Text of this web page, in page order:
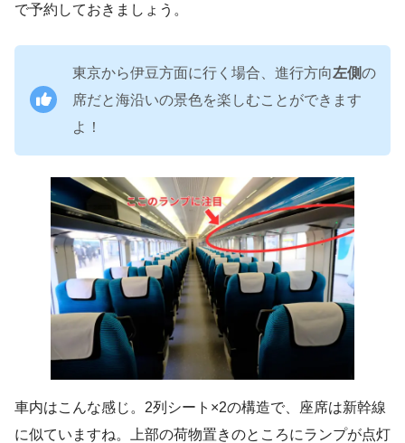
で予約しておきましょう。
東京から伊豆方面に行く場合、進行方向左側の
席だと海沿いの景色を楽しむことができます
よ！
車内はこんな感じ。2列シート×2の構造で、座席は新幹線
に似ていますね。上部の荷物置きのところにランプが点灯